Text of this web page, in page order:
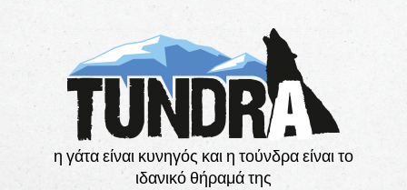
η γάτα είναι κυνηγός και η τούνδρα είναι το
ιδανικό θήραμά της